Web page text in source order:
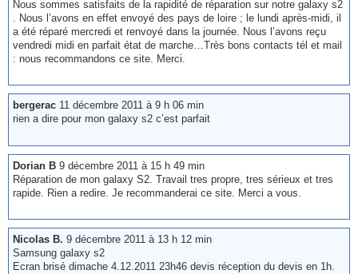
Nous sommes satisfaits de la rapidité de réparation sur notre galaxy s2
. Nous l’avons en effet envoyé des pays de loire ; le lundi après-midi, il
a été réparé mercredi et renvoyé dans la journée. Nous l’avons reçu
vendredi midi en parfait état de marche…Très bons contacts tél et mail
: nous recommandons ce site. Merci.
bergerac 11 décembre 2011 à 9 h 06 min
rien a dire pour mon galaxy s2 c’est parfait
Dorian B 9 décembre 2011 à 15 h 49 min
Réparation de mon galaxy S2. Travail tres propre, tres sérieux et tres
rapide. Rien a redire. Je recommanderai ce site. Merci a vous.
Nicolas B. 9 décembre 2011 à 13 h 12 min
Samsung galaxy s2
Ecran brisé dimache 4.12.2011 23h46 devis réception du devis en 1h.